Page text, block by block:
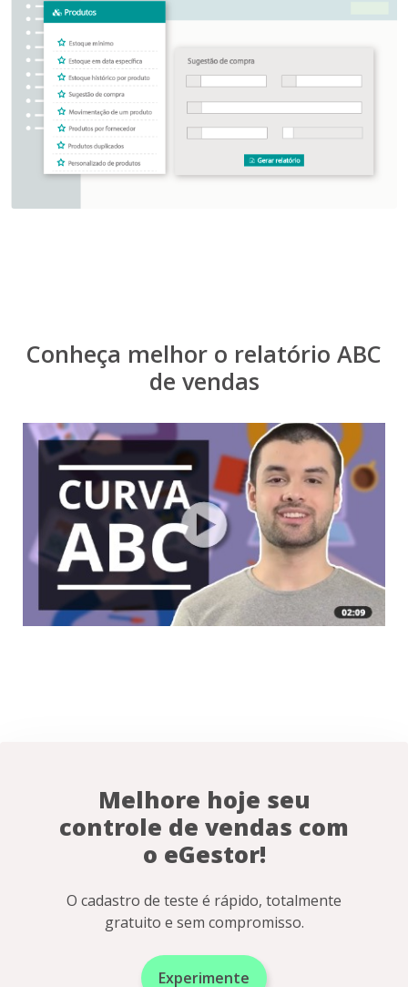
Conheça melhor o relatório ABC
de vendas
Melhore hoje seu
controle de vendas com
o eGestor!
O cadastro de teste é rápido, totalmente
gratuito e sem compromisso.
Experimente